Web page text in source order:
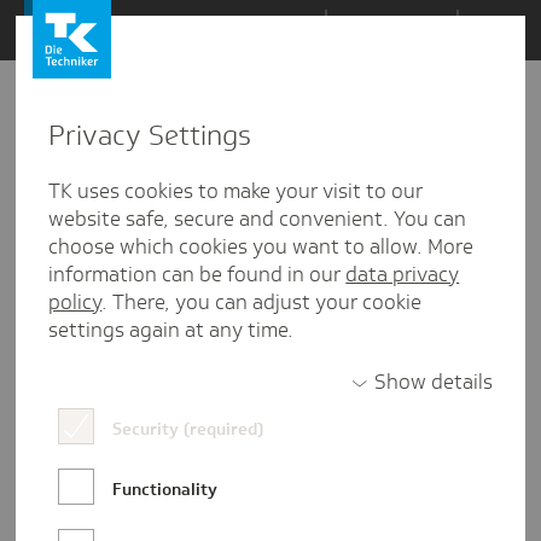
Zum
Inhalt
springen
Eva Tebbe
Eva ist Praktikantin in der
Unternehmenskommunikation der TK und
Privacy Settings
TK uses cookies to make your visit to our
website safe, secure and convenient. You can
choose which cookies you want to allow. More
information can be found in our data privacy
policy. There, you can adjust your cookie
settings again at any time.
Show details
Security (required)
Functionality